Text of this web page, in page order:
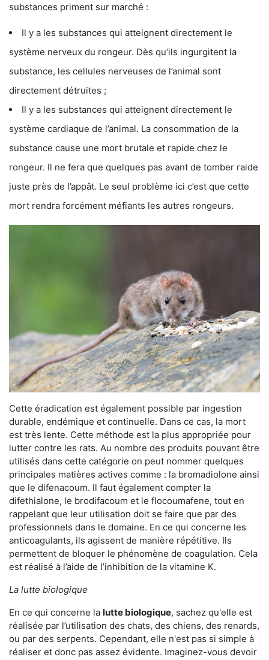
substances priment sur marché :
Il y a les substances qui atteignent directement le
système nerveux du rongeur. Dès qu’ils ingurgitent la
substance, les cellules nerveuses de l’animal sont
directement détruites ;
Il y a les substances qui atteignent directement le
système cardiaque de l’animal. La consommation de la
substance cause une mort brutale et rapide chez le
rongeur. Il ne fera que quelques pas avant de tomber raide
juste près de l’appât. Le seul problème ici c’est que cette
mort rendra forcément méfiants les autres rongeurs.
Cette éradication est également possible par ingestion
durable, endémique et continuelle. Dans ce cas, la mort
est très lente. Cette méthode est la plus appropriée pour
lutter contre les rats. Au nombre des produits pouvant être
utilisés dans cette catégorie on peut nommer quelques
principales matières actives comme : la bromadiolone ainsi
que le difenacoum. Il faut également compter la
difethialone, le brodifacoum et le flocoumafene, tout en
rappelant que leur utilisation doit se faire que par des
professionnels dans le domaine. En ce qui concerne les
anticoagulants, ils agissent de manière répétitive. Ils
permettent de bloquer le phénomène de coagulation. Cela
est réalisé à l’aide de l’inhibition de la vitamine K.
La lutte biologique
En ce qui concerne la lutte biologique, sachez qu'elle est
réalisée par l’utilisation des chats, des chiens, des renards,
ou par des serpents. Cependant, elle n'est pas si simple à
réaliser et donc pas assez évidente. Imaginez-vous devoir